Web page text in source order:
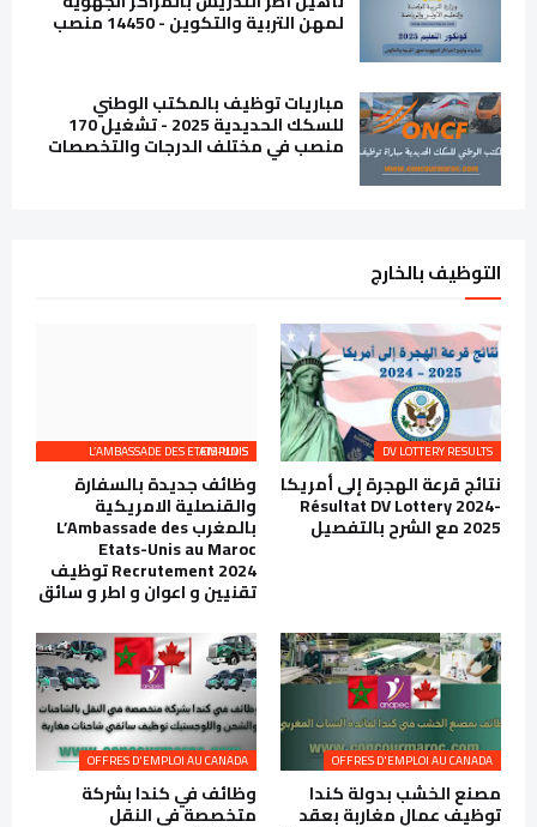
لمهن التربية والتكوين - 14450 منصب
مباريات توظيف بالمكتب الوطني
للسكك الحديدية 2025 - تشغيل 170
منصب في مختلف الدرجات والتخصصات
التوظيف بالخارج
DV LOTTERY RESULTS
نتائج قرعة الهجرة إلى أمريكا
Résultat DV Lottery 2024-
2025 مع الشرح بالتفصيل
L’AMBASSADE DES ETATS-UNIS EMPLOIS
وظائف جديدة بالسفارة
والقنصلية الامريكية
بالمغرب L’Ambassade des
Etats-Unis au Maroc
Recrutement 2024 توظيف
تقنيين و اعوان و اطر و سائق
OFFRES D'EMPLOI AU CANADA
مصنع الخشب بدولة كندا
توظيف عمال مغاربة بعقد
OFFRES D'EMPLOI AU CANADA
وظائف في كندا بشركة
متخصصة في النقل